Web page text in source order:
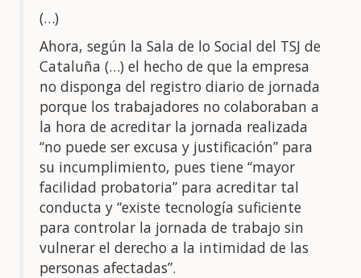
(…)
Ahora, según la Sala de lo Social del TSJ de
Cataluña (…) el hecho de que la empresa
no disponga del registro diario de jornada
porque los trabajadores no colaboraban a
la hora de acreditar la jornada realizada
“no puede ser excusa y justificación” para
su incumplimiento, pues tiene “mayor
facilidad probatoria” para acreditar tal
conducta y “existe tecnología suficiente
para controlar la jornada de trabajo sin
vulnerar el derecho a la intimidad de las
personas afectadas”.